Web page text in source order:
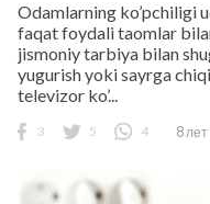
Odamlarning ko’pchiligi
faqat foydali taomlar
jismoniy tarbiya bilan
yugurish yoki sayrga
televizor ko’...
3 5 4 8